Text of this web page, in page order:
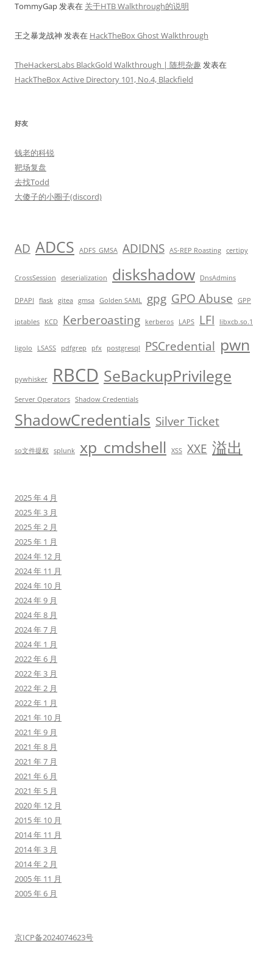
TommyGap发表在 关于HTB Walkthrough的说明
王之暴龙战神 发表在 HackTheBox Ghost Walkthrough
TheHackersLabs BlackGold Walkthrough | 随想杂趣 发表在
HackTheBox Active Directory 101, No.4, Blackfield
好友
钱老的科锐
靶场复盘
去找Todd
大傻子的小圈子(discord)
AD ADCS ADFS_GMSA ADIDNS AS-REP Roasting certipy
CrossSession deserialization diskshadow DnsAdmins
DPAPI flask gitea gmsa Golden SAML gpg GPO Abuse GPP
iptables KCD Kerberoasting kerberos LAPS LFI libxcb.so.1
ligolo LSASS pdfgrep pfx postgresql PSCredential pwn
pywhisker RBCD SeBackupPrivilege
Server Operators Shadow Credentials
ShadowCredentials Silver Ticket
so文件提权 splunk xp_cmdshell XSS XXE 溢出
2025 年 4 月
2025 年 3 月
2025 年 2 月
2025 年 1 月
2024 年 12 月
2024 年 11 月
2024 年 10 月
2024 年 9 月
2024 年 8 月
2024 年 7 月
2024 年 1 月
2022 年 6 月
2022 年 3 月
2022 年 2 月
2022 年 1 月
2021 年 10 月
2021 年 9 月
2021 年 8 月
2021 年 7 月
2021 年 6 月
2021 年 5 月
2020 年 12 月
2015 年 10 月
2014 年 11 月
2014 年 3 月
2014 年 2 月
2005 年 11 月
2005 年 6 月
京ICP备2024074623号